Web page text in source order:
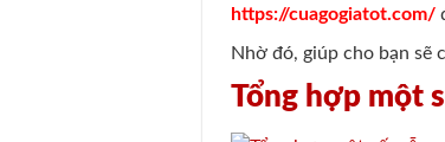
https://cuagogiatot.com/
Nhờ đó, giúp cho bạn sẽ
Tổng hợp một